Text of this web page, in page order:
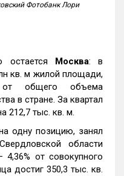
Фотобанк Лори
остается Москва: в
кв. м жилой площади,
от общего объема
в стране. За квартал
212,7 тыс. кв. м.
одну позицию, занял
области
от совокупного
достиг 350,3 тыс. кв.